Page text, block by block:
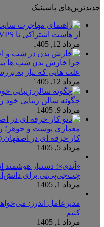
جدیدترین‌های پاسینیک
از هاست اشتراکی تا VPS؛ مسیر ارتقای سایت
مرداد 12, 1405
چرا خارش بدن شب ها
علت هایی که نیاز به
مرداد 12, 1405
چگونه سالن زیبایی خود
مرداد 9, 1405
معماری پوست و جوهر؛
کار حرفه ای در اصفهان
مرداد 5, 1405
«اَندی»؛ دستیار هوشمند
چت‌جی‌پی‌تی برای
مرداد 1, 1405
مدیرعامل اندرز:
کنیم
مرداد 1, 1405